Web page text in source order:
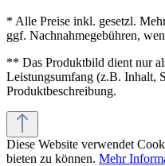
* Alle Preise inkl. gesetzl.
ggf. Nachnahmegebühren,
** Das Produktbild dient nur
Leistungsumfang (z.B. Inhalt,
Produktbeschreibung.
Diese Website verwendet
bieten zu können. Mehr